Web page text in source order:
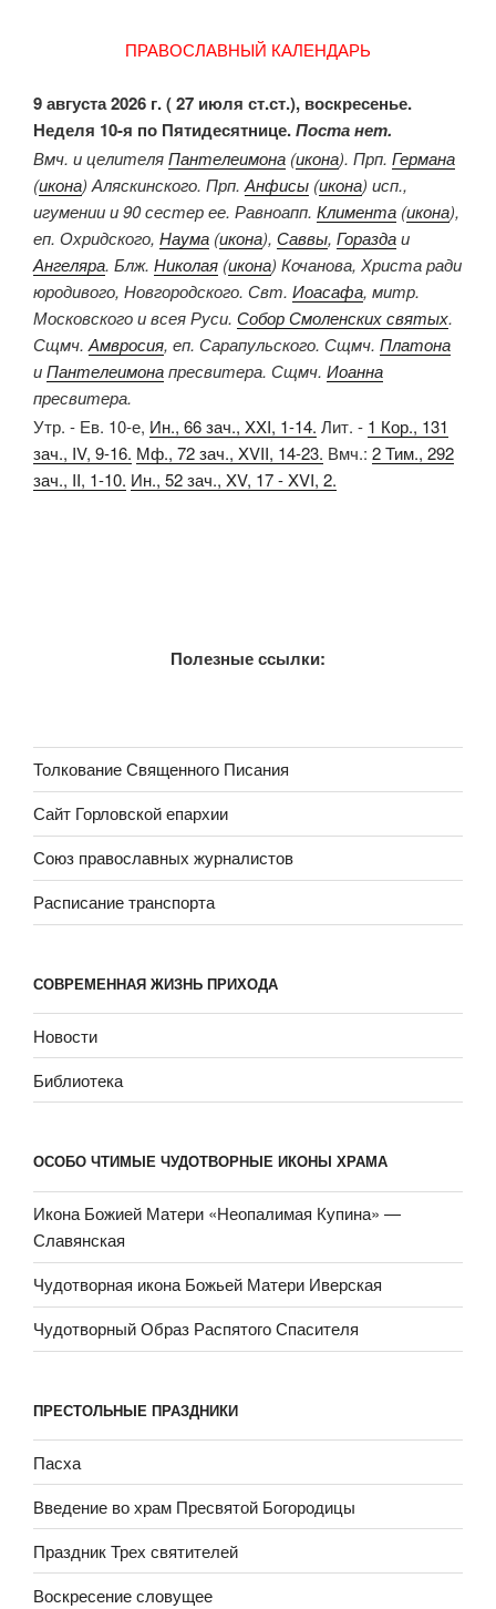
ПРАВОСЛАВНЫЙ КАЛЕНДАРЬ
9 августа 2026 г. ( 27 июля ст.ст.), воскресенье.
Неделя 10-я по Пятидесятнице.Поста нет.
Вмч. и целителяПантелеимона (икона). Прп. Германа
(икона) Аляскинского. Прп. Анфисы (икона) исп.,
игумении и 90 сестер ее. Равноапп. Климента (икона),
еп. Охридского, Наума (икона), Саввы, Гораздаи
Ангеляра. Блж. Николая (икона) Кочанова, Христа ради
юродивого, Новгородского. Свт. Иоасафа, митр.
Московского и всея Руси. Собор Смоленских святых.
Сщмч. Амвросия, еп. Сарапульского. Сщмч. Платона
иПантелеимонапресвитера. Сщмч. Иоанна
пресвитера.
Утр. - Ев. 10-е, Ин., 66 зач., XXI, 1-14. Лит. - 1 Кор., 131
зач., IV, 9-16. Мф., 72 зач., XVII, 14-23. Вмч.: 2 Тим., 292
зач., II, 1-10. Ин., 52 зач., XV, 17 - XVI, 2.
Полезные ссылки:
Толкование Священного Писания
Сайт Горловской епархии
Союз православных журналистов
Расписание транспорта
СОВРЕМЕННАЯ ЖИЗНЬ ПРИХОДА
Новости
Библиотека
ОСОБО ЧТИМЫЕ ЧУДОТВОРНЫЕ ИКОНЫ ХРАМА
Икона Божией Матери «Неопали­мая Купина» —
Славянская
Чудотворная икона Божьей Матери Иверская
Чудотворный Образ Распятого Спасителя
ПРЕСТОЛЬНЫЕ ПРАЗДНИКИ
Пасха
Введение во храм Пресвятой Богородицы
Праздник Трех святителей
Воскресение словущее